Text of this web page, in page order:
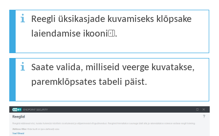
Reegli üksikasjade kuvamiseks klõpsake
laiendamise ikooni
.
Saate valida, milliseid veerge kuvatakse,
paremklõpsates tabeli päist.